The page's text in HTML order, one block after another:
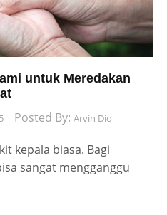
untuk Meredakan
Posted By: Arvin Dio
kepala biasa. Bagi
sangat mengganggu